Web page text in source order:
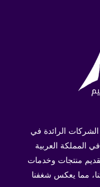
الرائدة في
المملكة العربية
منتجات وخدمات
مما يعكس شغفنا